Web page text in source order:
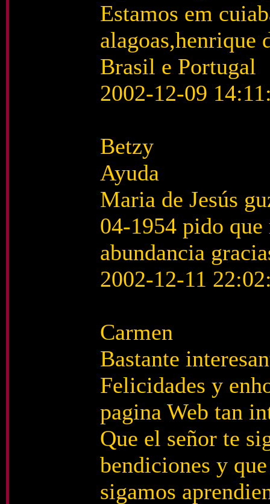
Estamos em
alagoas,henrique
Brasil e Portugal
2002-12-09
Betzy
Ayuda
Maria de Jesús
04-1954 pido que
abundancia
2002-12-11
Carmen
Bastante
Felicidades y
pagina Web tan
Que el señor te
bendiciones y
sigamos